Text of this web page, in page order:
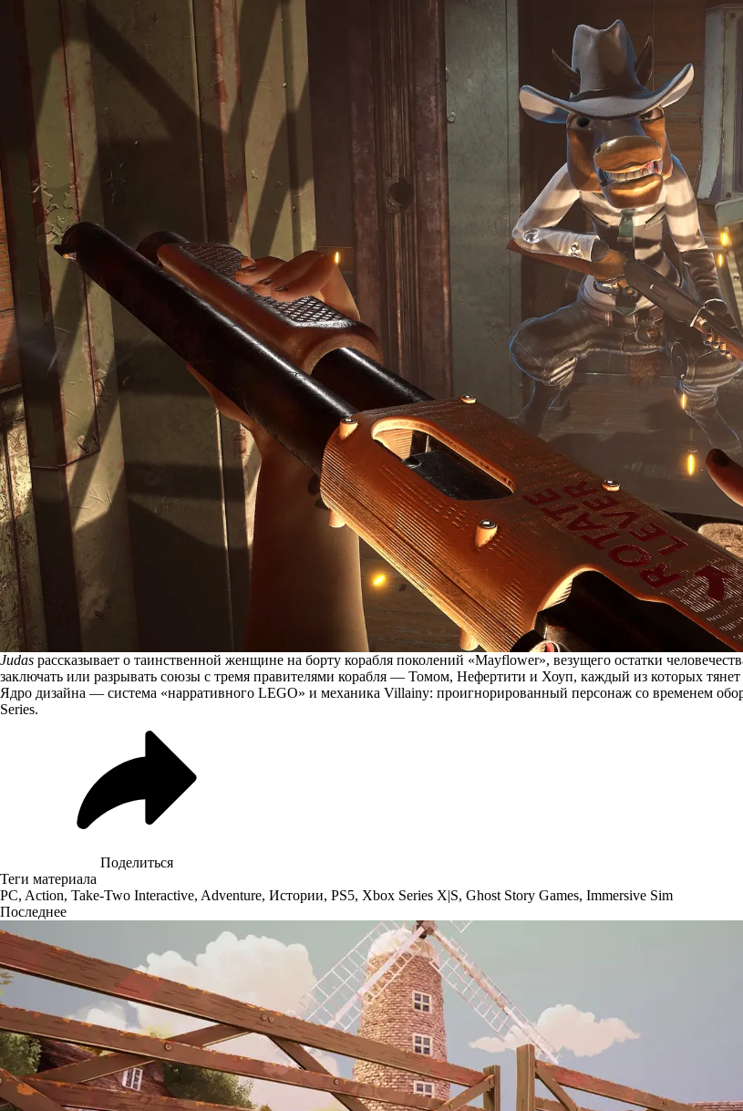
Judas рассказывает о таинственной женщине на борту корабля поколений «Mayflower», везущего остатки
заключать или разрывать союзы с тремя правителями корабля — Томом, Нефертити и Хоуп, каждый из которых тянет
Ядро дизайна — система «нарративного LEGO» и механика Villainy: проигнорированный персонаж со временем
Series.
Поделиться
Теги материала
PC, Action, Take-Two Interactive, Adventure, Истории, PS5, Xbox Series X|S, Ghost Story Games, Immersive Sim
Последнее